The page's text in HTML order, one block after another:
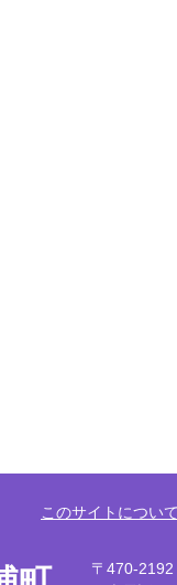
このサイトについて
〒470-